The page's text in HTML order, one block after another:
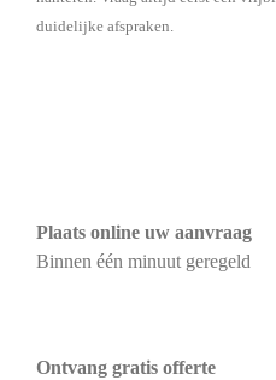
duidelijke afspraken.
Plaats online uw aanvraag
Binnen één minuut geregeld
Ontvang gratis offerte